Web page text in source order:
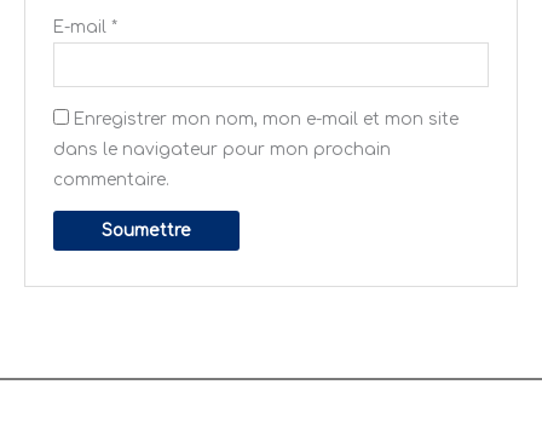
E-mail *
Enregistrer mon nom, mon e-mail et mon site
dans le navigateur pour mon prochain
commentaire.